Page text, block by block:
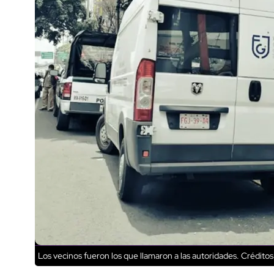
Los vecinos fueron los que llamaron a las autoridades.